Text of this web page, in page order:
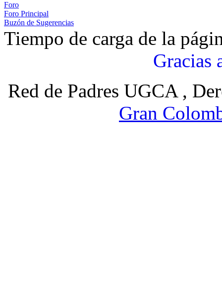
Foro
Foro Principal
Buzón de Sugerencias
Tiempo de carga de la
Gracias
Red de Padres UGCA ,
Gran